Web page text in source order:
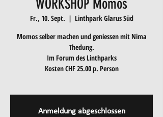
WORKSHOP Momos
Fr., 10. Sept.
  |
Linthpark Glarus Süd
Momos selber machen und geniessen mit Nima
Thedung.
Im Forum des Linthparks
Kosten CHF 25.00 p. Person
Anmeldung abgeschlossen